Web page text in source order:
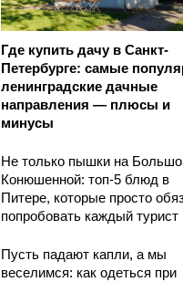
Где купить дачу в Санкт-
Петербурге: самые
ленинградские дачные
направления — плюсы и
минусы
Не только пышки на
Конюшенной: топ-5 блюд в
Питере, которые просто
попробовать каждый турист
Пусть падают капли, а мы
веселимся: как одеться при